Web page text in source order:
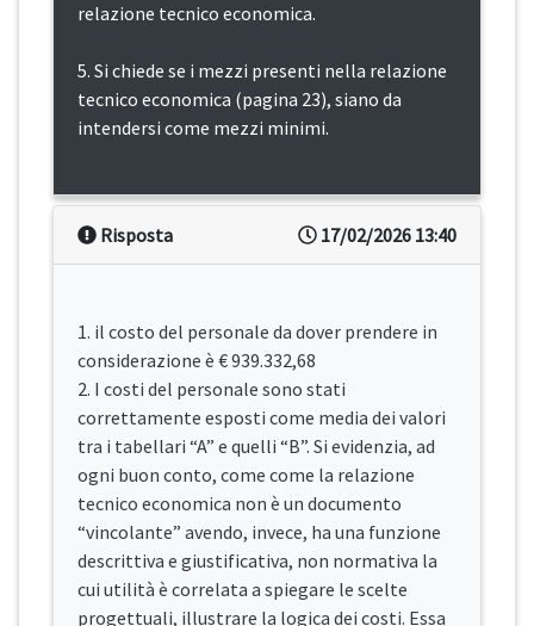
relazione tecnico economica.
5. Si chiede se i mezzi presenti nella relazione
tecnico economica (pagina 23), siano da
intendersi come mezzi minimi.
17/02/2026 13:40
Risposta
1. il costo del personale da dover prendere in
considerazione è € 939.332,68
2. I costi del personale sono stati
correttamente esposti come media dei valori
tra i tabellari “A” e quelli “B”. Si evidenzia, ad
ogni buon conto, come come la relazione
tecnico economica non è un documento
“vincolante” avendo, invece, ha una funzione
descrittiva e giustificativa, non normativa la
cui utilità è correlata a spiegare le scelte
progettuali, illustrare la logica dei costi. Essa